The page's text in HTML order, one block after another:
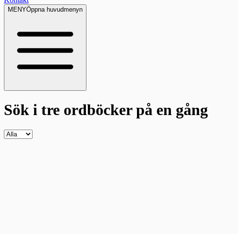
MENYÖppna huvudmenyn
Sök i tre ordböckerpå en gång